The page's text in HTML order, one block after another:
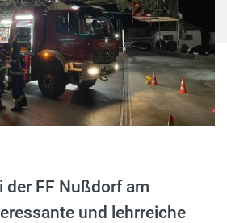
der FF Nußdorf am
und lehrreiche